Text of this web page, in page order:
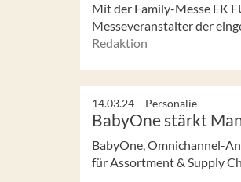
Mit der Family-Messe EK
Messeveranstalter der
Redaktion
14.03.24 – Personalie
BabyOne stärkt
BabyOne, Omnichannel-
für Assortment & Supply